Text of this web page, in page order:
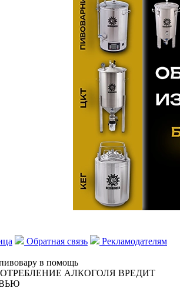
Обратная связь Рекламодателям
в помощь
АЛКОГОЛЯ ВРЕДИТ